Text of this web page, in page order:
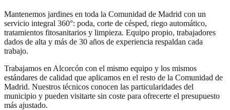
Mantenemos jardines en toda la Comunidad de Madrid con un
servicio integral 360°: poda, corte de césped, riego automático,
tratamientos fitosanitarios y limpieza. Equipo propio, trabajadores
dados de alta y más de 30 años de experiencia respaldan cada
trabajo.
Trabajamos en Alcorcón con el mismo equipo y los mismos
estándares de calidad que aplicamos en el resto de la Comunidad de
Madrid. Nuestros técnicos conocen las particularidades del
municipio y pueden visitarte sin coste para ofrecerte el presupuesto
más ajustado.